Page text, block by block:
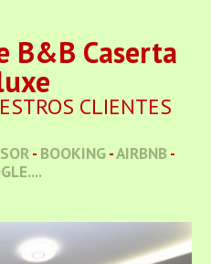
B&B Caserta
CLIENTES
- BOOKING-AIRBNB -